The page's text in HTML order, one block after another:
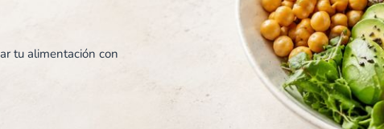
tu alimentación con